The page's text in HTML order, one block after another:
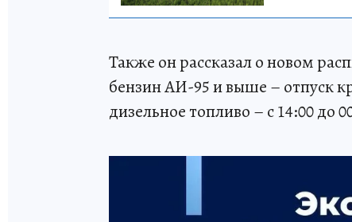
Также он рассказал о новом
бензин АИ-95 и выше – отпуск
дизельное топливо – с 14:00 до